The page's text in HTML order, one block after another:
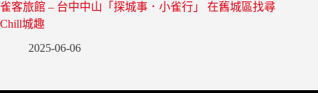
雀客旅館 – 台中中山「探城事．小雀行」 在舊城區找尋
Chill城趣
2025-06-06